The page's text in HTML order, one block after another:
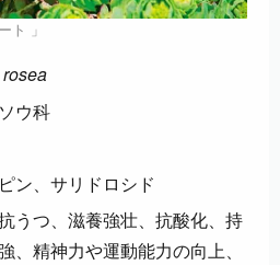
ト 」
ウ科
ン、サリドロシド
うつ、滋養強壮、抗酸化、持
、精神力や運動能力の向上、